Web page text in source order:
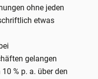
ohne jeden
etwas
gelangen
% p. a. über den